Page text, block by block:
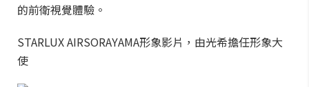
的前衛視覺體驗。
STARLUX AIRSORAYAMA形象影片，由光希擔任形象大
使